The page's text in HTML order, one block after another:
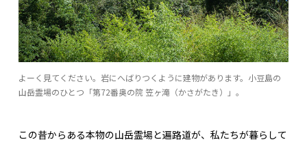
よーく見てください。岩にへばりつくように建物があります。小豆島の
山岳霊場のひとつ「第72番奥の院 笠ヶ滝（かさがたき）」。
この昔からある本物の山岳霊場と遍路道が、私たちが暮らして